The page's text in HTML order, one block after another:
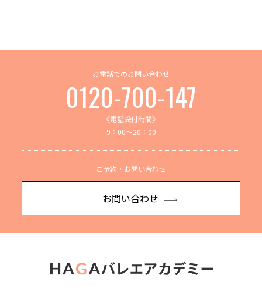
お電話でのお問い合わせ
0120-700-147
《電話受付時間》
9：00～20：00
ご予約・お問い合わせ
お問い合わせ